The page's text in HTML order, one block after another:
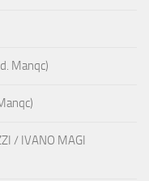
Manqc)
/ IVANO MAGI